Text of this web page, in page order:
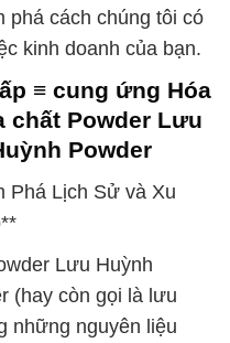
phá cách chúng tôi có
kinh doanh của bạn.
≡ cung ứng Hóa
chất Powder Lưu
Powder
Phá Lịch Sử và Xu
Lưu Huỳnh
(hay còn gọi là lưu
những nguyên liệu